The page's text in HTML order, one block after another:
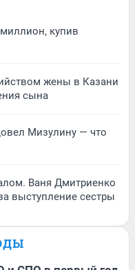
купив
жены в Казани
сына
Мизулину — что
Ваня Дмитриенко
выступление сестры